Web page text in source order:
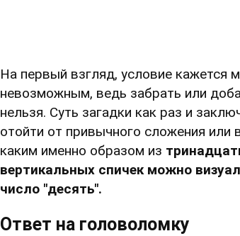
На первый взгляд, условие кажется
невозможным, ведь забрать или
нельзя. Суть загадки как раз и
отойти от привычного сложения или
каким именно образом из
вертикальных спичек можно
число "десять".
Ответ на головоломку